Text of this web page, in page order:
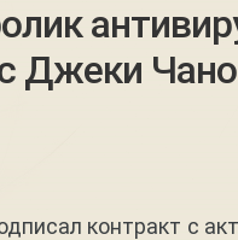
Джеки
контракт с